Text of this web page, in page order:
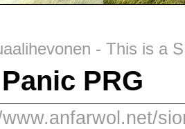
- This is a
PRG